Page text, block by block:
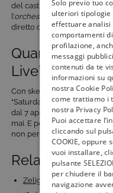
del cast di “Saturday Night
l’orchestra della Tom’s
diretto da
Luigi Antonini.
Quando va in
Live” su Tv8
Con sketch originali,
“Saturday Night Live” vi
dal 7 aprile alle ore 21:00,
mai. E per rimanere
non perdetevi gli
Related Posts:
Zelig 2023: la nuova
Solo previo tuo
ulteriori tipologie
effettuare analisi
comportamenti
profilazione,
messaggi
contenuti da te
informazioni su
nostra Cookie
come trattiamo i
nostra Privacy
Puoi accettare
cliccando sul
COOKIE, oppure
vuoi installare,
pulsante
per chiudere il
navigazione